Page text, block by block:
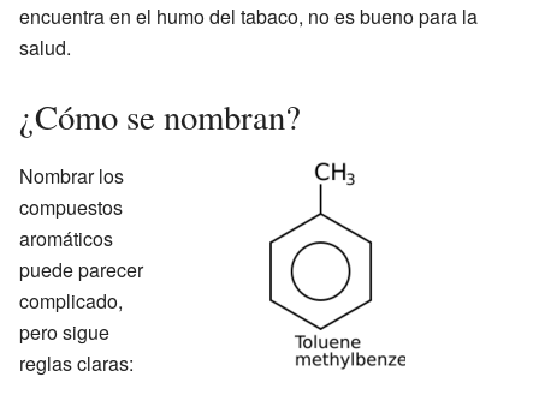
encuentra en el humo del tabaco, no es bueno para la
salud.
¿Cómo se nombran?
Nombrar los
compuestos
aromáticos
puede parecer
complicado,
pero sigue
reglas claras: